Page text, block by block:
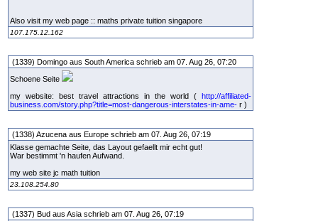
Also visit my web page :: maths private tuition singapore
107.175.12.162
(1339) Domingo aus South America schrieb am 07. Aug 26, 07:20
Schoene Seite
my website: best travel attractions in the world ( http://affiliated-
business.com/story.php?title=most-dangerous-interstates-in-ame- r )
(1338) Azucena aus Europe schrieb am 07. Aug 26, 07:19
Klasse gemachte Seite, das Layout gefaellt mir echt gut!
War bestimmt 'n haufen Aufwand.
my web site jc math tuition
23.108.254.80
(1337) Bud aus Asia schrieb am 07. Aug 26, 07:19